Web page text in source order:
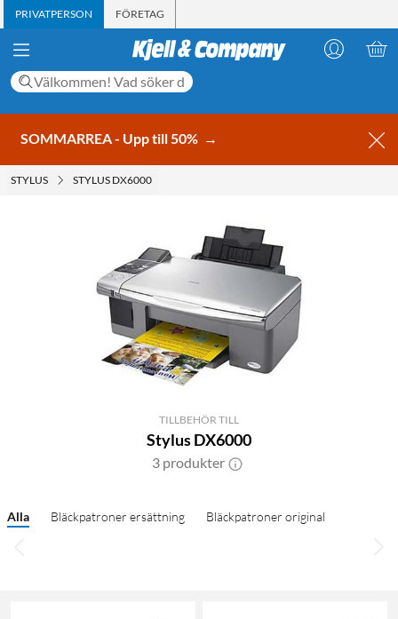
PRIVATPERSON FÖRETAG
SOMMARREA - Upp till 50% →
STYLUS STYLUS DX6000
TILLBEHÖR TILL
Stylus DX6000
3 produkter
Alla Bläckpatroner ersättning Bläckpatroner original